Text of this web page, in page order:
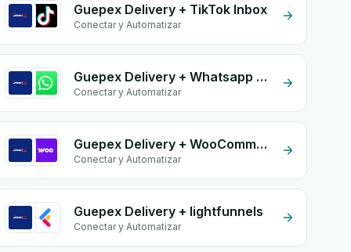
Guepex Delivery + TikTok Inbox
Conectar y Automatizar
Guepex Delivery + Whatsapp API
Conectar y Automatizar
Guepex Delivery + WooCommerce
Conectar y Automatizar
Guepex Delivery + lightfunnels
Conectar y Automatizar